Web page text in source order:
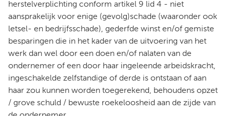
herstelverplichting conform artikel 9 lid 4 - niet
aansprakelijk voor enige (gevolg)schade (waaronder ook
letsel- en bedrijfsschade), gederfde winst en/of gemiste
besparingen die in het kader van de uitvoering van het
werk dan wel door een doen en/of nalaten van de
ondernemer of een door haar ingeleende arbeidskracht,
ingeschakelde zelfstandige of derde is ontstaan of aan
haar zou kunnen worden toegerekend, behoudens opzet
/ grove schuld / bewuste roekeloosheid aan de zijde van